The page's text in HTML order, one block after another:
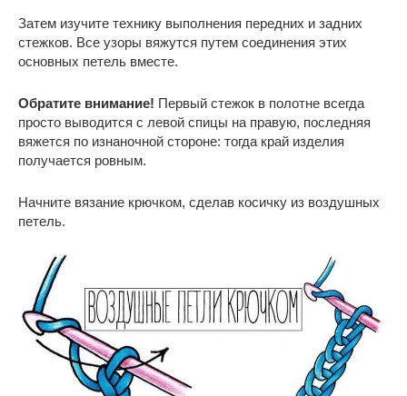
Затем изучите технику выполнения передних и задних
стежков. Все узоры вяжутся путем соединения этих
основных петель вместе.
Обратите внимание! Первый стежок в полотне всегда
просто выводится с левой спицы на правую, последняя
вяжется по изнаночной стороне: тогда край изделия
получается ровным.
Начните вязание крючком, сделав косичку из воздушных
петель.